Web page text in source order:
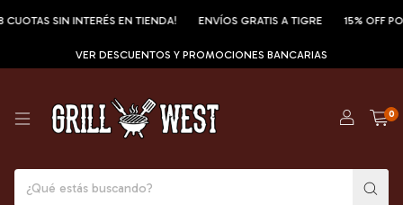
SIN INTERÉS EN TIENDA! ENVÍOS GRATIS A TIGRE 15% OFF POR
VER DESCUENTOS Y PROMOCIONES BANCARIAS
0